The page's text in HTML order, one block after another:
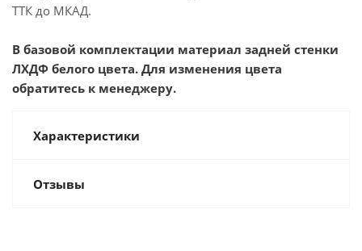
ТТК до МКАД.
В базовой комплектации материал задней стенки
ЛХДФ белого цвета. Для изменения цвета
обратитесь к менеджеру.
Характеристики
Отзывы